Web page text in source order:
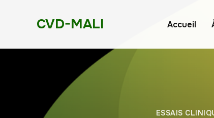
CVD-MALI Accueil
ESSAIS